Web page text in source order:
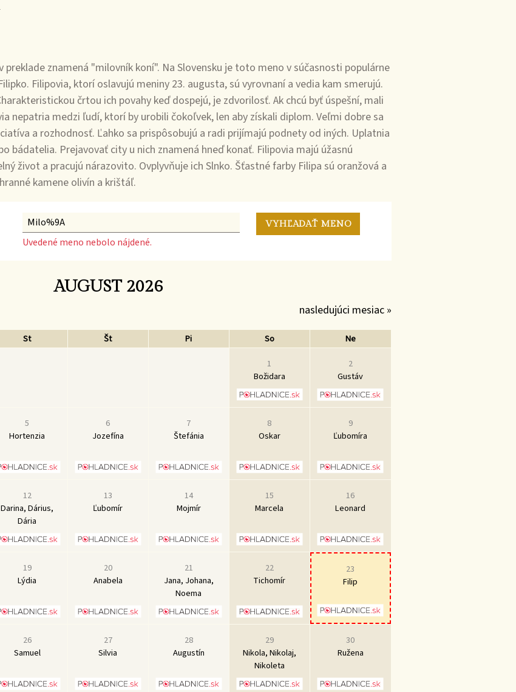
preklade znamená "milovník koní". Na Slovensku je toto meno v súčasnosti populárne
Filipovia, ktorí oslavujú meniny 23. augusta, sú vyrovnaní a vedia kam smerujú.
črtou ich povahy keď dospejú, je zdvorilosť. Ak chcú byť úspešní, mali
nepatria medzi ľudí, ktorí by urobili čokoľvek, len aby získali diplom. Veľmi dobre sa
a rozhodnosť. Ľahko sa prispôsobujú a radi prijímajú podnety od iných. Uplatnia
bádatelia. Prejavovať city u nich znamená hneď konať. Filipovia majú úžasnú
život a pracujú nárazovito. Ovplyvňuje ich Slnko. Šťastné farby Filipa sú oranžová a
kamene olivín a krištáľ.
Uvedené meno nebolo nájdené.
AUGUST 2026
nasledujúci mesiac »
St Št Pi So
Ne
1
Božidara
2
Gustáv
5
Hortenzia
6
Jozefína
7
Štefánia
8
Oskar
9
Ľubomíra
12
Darina, Dárius,
Dária
13
Ľubomír
14
Mojmír
15
Marcela
16
Leonard
19
Lýdia
20
Anabela
21
Jana, Johana,
Noema
22
Tichomír
23
Filip
26
Samuel
27
Silvia
28
Augustín
29
Nikola, Nikolaj,
Nikoleta
30
Ružena